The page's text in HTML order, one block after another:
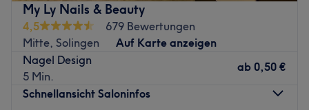
My Ly Nails & Beauty
4,5
679 Bewertungen
Mitte, Solingen
Auf Karte anzeigen
Nagel Design
5 Min.
ab 0,50 €
Schnellansicht Saloninfos